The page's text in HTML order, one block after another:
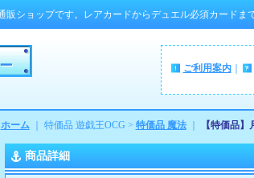
販ショップです。レアカードからデュエル必須カードま
ご利用案内｜
ホーム｜ 特価品 遊戯王OCG > 特価品 魔法｜ 【特価品
商品詳細